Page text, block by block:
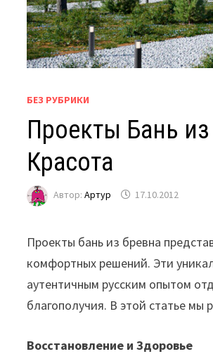
БЕЗ РУБРИКИ
Проекты Бань
Красота
Автор:Артур 17.10.2012
Проекты бань из бревна
комфортных решений. Эти
аутентичным русским опытом
благополучия. В этой статье мы
Восстановление и Здоровье